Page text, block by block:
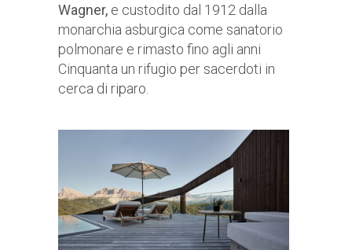
Wagner, e custodito dal 1912 dalla
monarchia asburgica come sanatorio
polmonare e rimasto fino agli anni
Cinquanta un rifugio per sacerdoti in
cerca di riparo.